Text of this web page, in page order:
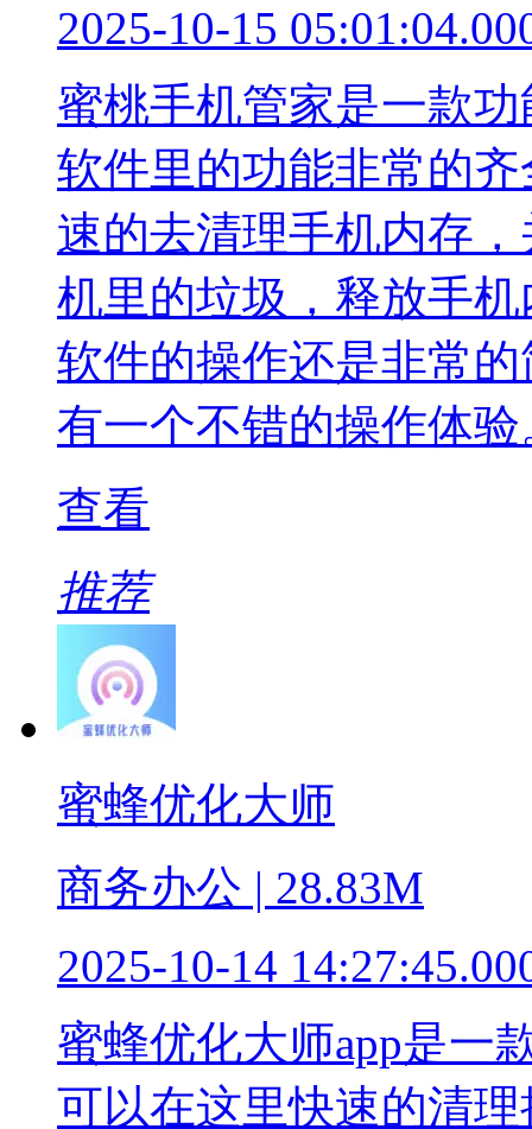
2025-10-15
蜜桃手机管家是一款
软件里的功能非常的
速的去清理手机内存
机里的垃圾，释放手
软件的操作还是非常
有一个不错的操作体验
查看
推荐
蜜蜂优化大师
商务办公 | 28.83M
2025-10-14
蜜蜂优化大师app是一
可以在这里快速的清